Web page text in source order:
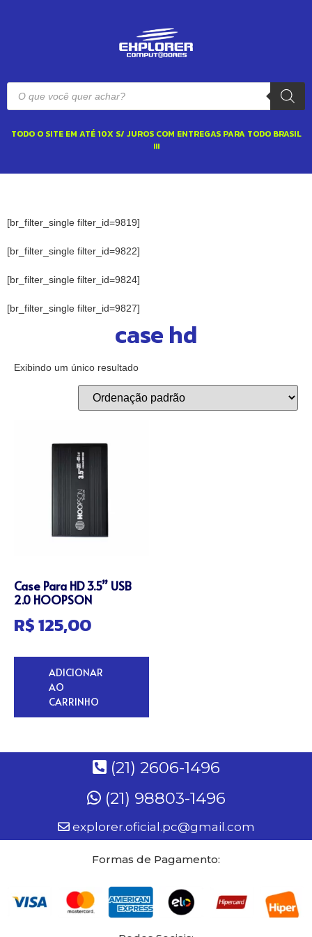
TODO O SITE EM ATÉ 10X S/ JUROS COM ENTREGAS PARA TODO BRASIL
!!!
[br_filter_single filter_id=9819]
[br_filter_single filter_id=9822]
[br_filter_single filter_id=9824]
[br_filter_single filter_id=9827]
case hd
Exibindo um único resultado
Case Para HD 3.5” USB
2.0 HOOPSON
R$125,00
ADICIONAR
AO
CARRINHO
(21) 2606-1496
(21) 98803-1496
explorer.oficial.pc@gmail.com
Formas de Pagamento: